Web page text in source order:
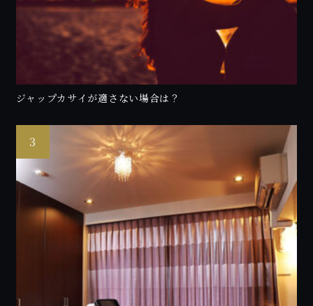
ジャップカサイが適さない場合は？